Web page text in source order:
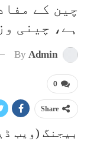
چین کے
ہے، چینی
By Admin
0
Share
بیجنگ (ویب